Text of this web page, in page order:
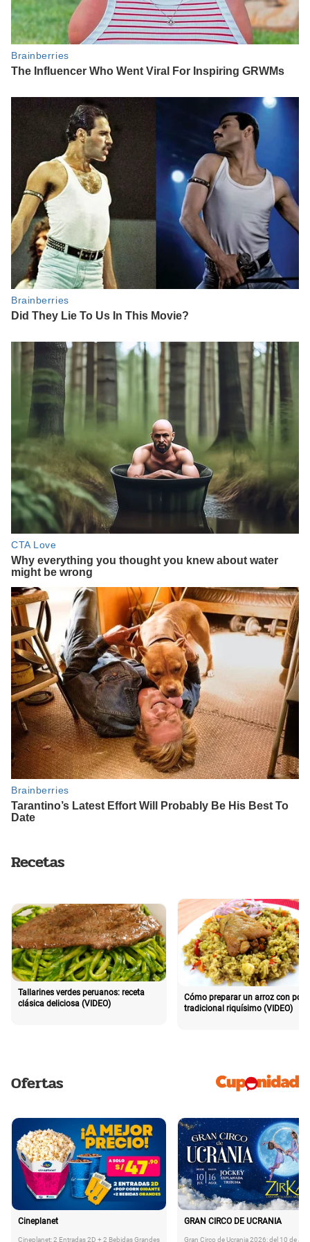
Recetas
Tallarines verdes peruanos: receta
clásica deliciosa (VIDEO)
Cómo preparar un arroz con pollo
tradicional riquísimo (VIDEO)
Ofertas
Cineplanet
Cineplanet: 2 Entradas 2D + 2 Bebidas Grandes
GRAN CIRCO DE UCRANIA
Gran Circo de Ucrania 2026: del 10 de